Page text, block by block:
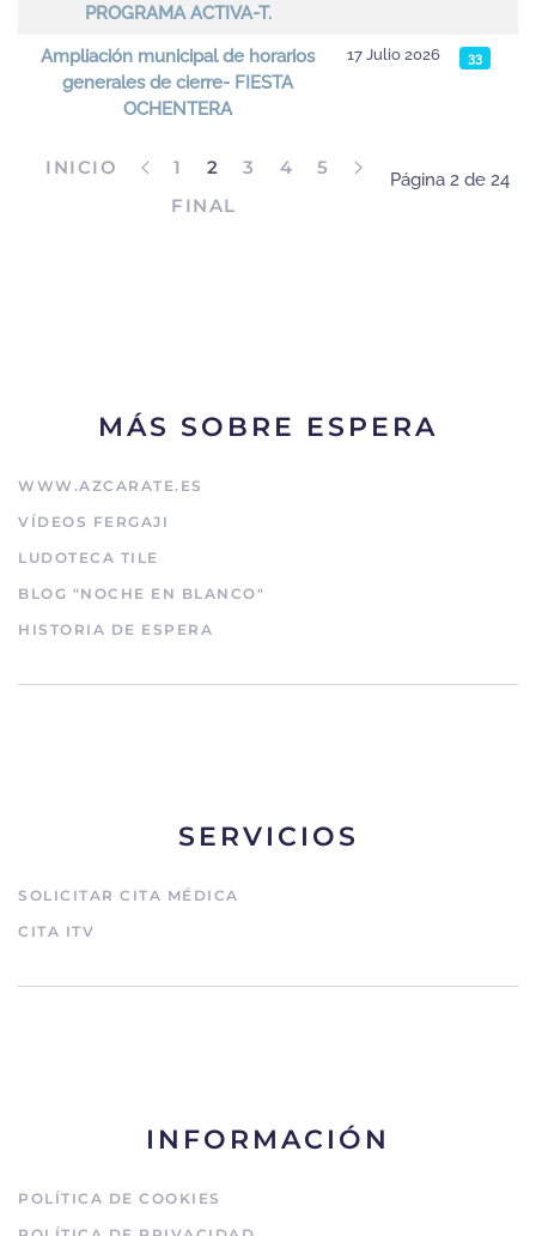
PROGRAMA ACTIVA-T.
Ampliación municipal de horarios
generales de cierre- FIESTA
OCHENTERA
17 Julio 2026 33
Página 2 de 24
INICIO 1 2 3 4
5
FINAL
MÁS SOBRE ESPERA
WWW.AZCARATE.ES
VÍDEOS FERGAJI
LUDOTECA TILE
BLOG "NOCHE EN BLANCO"
HISTORIA DE ESPERA
SERVICIOS
SOLICITAR CITA MÉDICA
CITA ITV
INFORMACIÓN
POLÍTICA DE COOKIES